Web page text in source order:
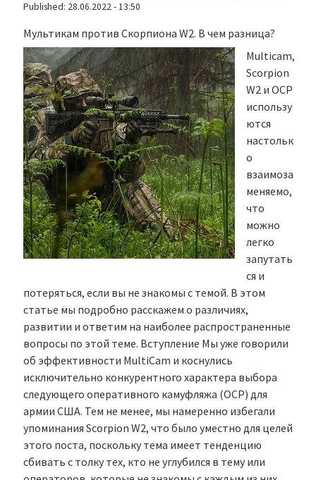
Published: 28.06.2022 - 13:50
Мультикам против Скорпиона W2. В чем разница?
Multicam,
Scorpion
W2 и OCP
использу
ются
настольк
о
взаимоза
меняемо,
что
можно
легко
запутать
ся и
потеряться, если вы не знакомы с темой. В этом
статье мы подробно расскажем о различиях,
развитии и ответим на наиболее распространенные
вопросы по этой теме. Вступление Мы уже говорили
об эффективности MultiCam и коснулись
исключительно конкурентного характера выбора
следующего оперативного камуфляжа (OCP) для
армии США. Тем не менее, мы намеренно избегали
упоминания Scorpion W2, что было уместно для целей
этого поста, поскольку тема имеет тенденцию
сбивать с толку тех, кто не углубился в тему или